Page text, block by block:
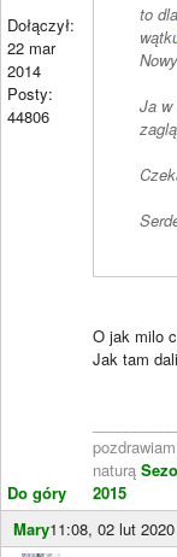
Dołączył:
22 mar
2014
Posty:
44806
Do góry
to
Ja w
O jak milo
Jak tam
naturą
2015
Mary11:08, 02 lut 2020